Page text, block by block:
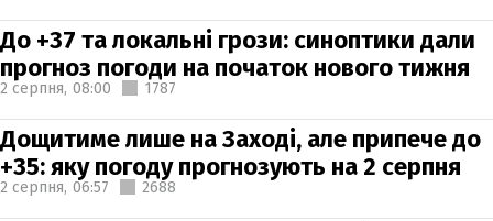
До +37 та локальні грози: синоптики дали
прогноз погоди на початок нового тижня
2 серпня, 08:00 1787
Дощитиме лише на Заході, але припече до
+35: яку погоду прогнозують на 2 серпня
2 серпня, 06:57 2688